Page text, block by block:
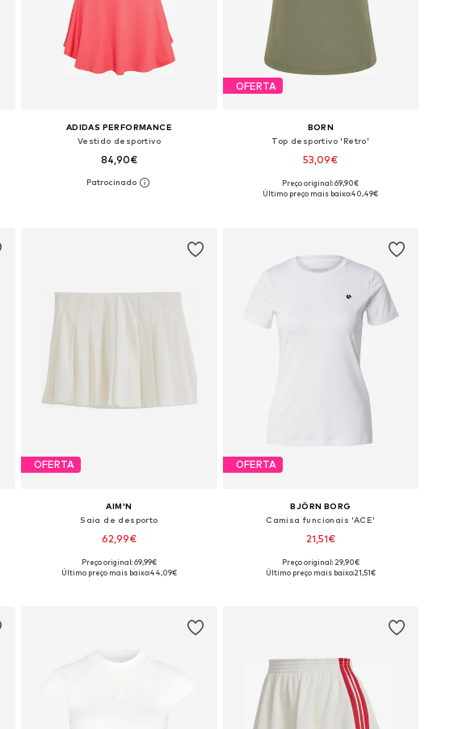
ADIDAS PERFORMANCE
Vestido desportivo
84,90€
Disponível em vários tamanhos
OFERTA
BORN
Top desportivo 'Retro'
53,09€
Tamanhos disponíveis: XS, S, M, L, XL
Preço original: 69,90€
Último preço mais baixo:40,49€
OFERTA
AIM'N
Saia de desporto
62,99€
Tamanhos disponíveis: 38, 40, 42, 44
Preço original: 69,99€
Último preço mais baixo:44,09€
OFERTA
BJÖRN BORG
Camisa funcionais 'ACE'
21,51€
Tamanhos disponíveis: XS, S, M, L
Preço original: 29,90€
Último preço mais baixo:21,51€